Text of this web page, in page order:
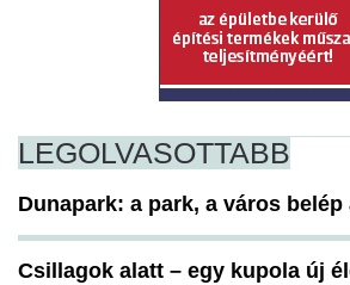
LEGOLVASOTTABB
Dunapark: a park, a város belép
Csillagok alatt – egy kupola új